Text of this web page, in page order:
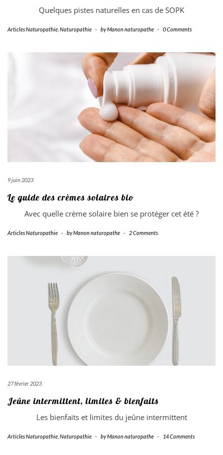
Quelques pistes naturelles en cas de SOPK
Articles Naturopathie Naturopathie - byManon naturopathe - 0 Comments
9 juin 2023
Le guide des crèmes solaires bio
Avec quelle crème solaire bien se protéger cet été ?
Articles Naturopathie - byManon naturopathe - 2 Comments
27 février 2023
Jeûne intermittent, limites & bienfaits
Les bienfaits et limites du jeûne intermittent
Articles Naturopathie Naturopathie - byManon naturopathe - 14 Comments